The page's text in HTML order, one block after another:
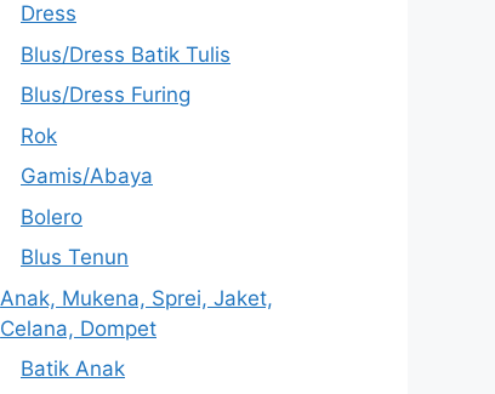
Dress
Blus/Dress Batik Tulis
Blus/Dress Furing
Rok
Gamis/Abaya
Bolero
Blus Tenun
Anak, Mukena, Sprei, Jaket,
Celana, Dompet
Batik Anak